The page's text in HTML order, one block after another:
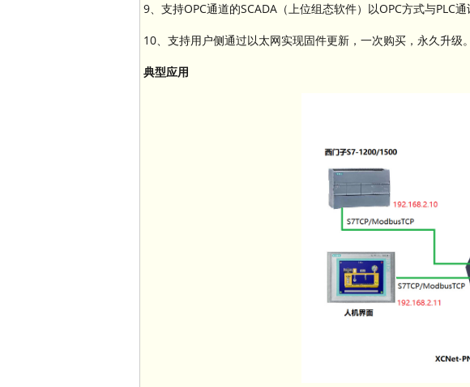
9、支持OPC通道的SCADA（上位组态软件）以OPC方式与PLC通
10、支持用户侧通过以太网实现固件更新，一次购买，永久升级。
典型应用